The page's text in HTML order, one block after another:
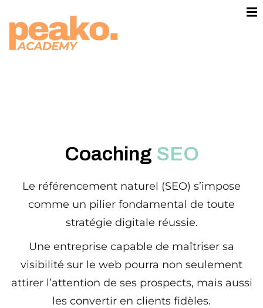
Coaching SEO
Le référencement naturel (SEO) s’impose
comme un pilier fondamental de toute
stratégie digitale réussie.
Une entreprise capable de maîtriser sa
visibilité sur le web pourra non seulement
attirer l’attention de ses prospects, mais aussi
les convertir en clients fidèles.
Remember me
Sign up